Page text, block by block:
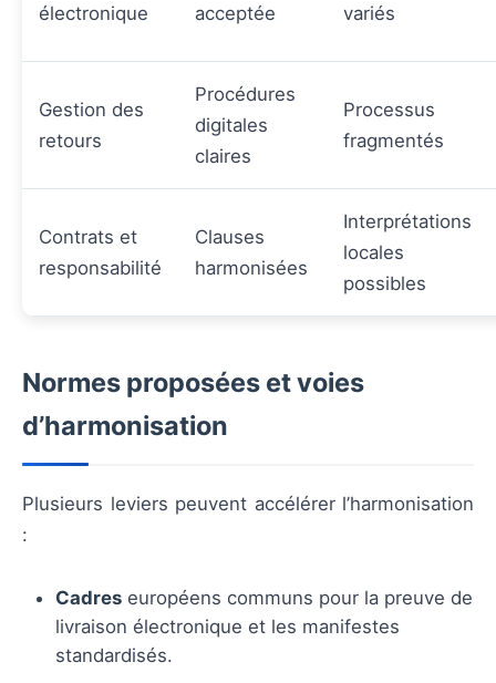
électronique
acceptée
variés
Gestion des
retours
Procédures
digitales
claires
Processus
fragmentés
Contrats et
responsabilité
Clauses
harmonisées
Interprétations
locales
possibles
Normes proposées et voies
d’harmonisation
Plusieurs leviers peuvent accélérer l’harmonisation
:
Cadres européens communs pour la preuve de
livraison électronique et les manifestes
standardisés.